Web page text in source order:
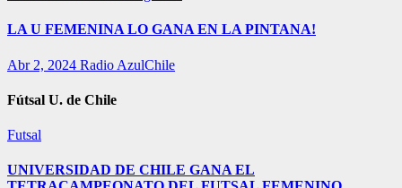
LA U FEMENINA LO GANA EN LA PINTANA!
Abr 2, 2024 Radio AzulChile
Fútsal U. de Chile
Futsal
UNIVERSIDAD DE CHILE GANA EL